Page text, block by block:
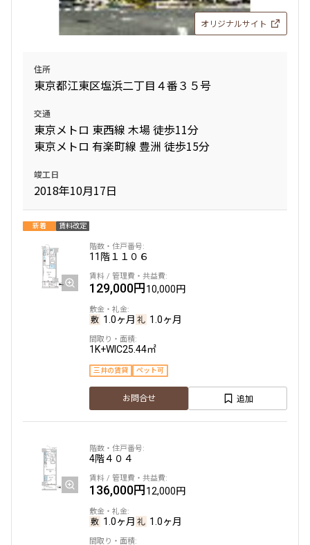
オリジナルサイト
住所
東京都江東区塩浜二丁目４番３５号
交通
東京メトロ 東西線 木場 徒歩11分
東京メトロ 有楽町線 豊洲 徒歩15分
竣工日
2018年10月17日
新着 賃料改定
11階１１０６
129,000円10,000円
1.0ヶ月 1.0ヶ月
1K+WIC25.44㎡
三井の賃貸 ペット可
お問合せ 追加
4階４０４
136,000円12,000円
1.0ヶ月 1.0ヶ月